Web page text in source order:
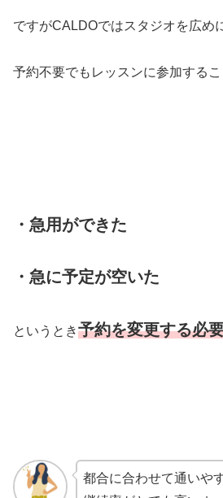
ですがCALDOではスタジオを広め
予約不要でもレッスンに参加するこ
・急用ができた
・急に予定が空いた
というとき予約を変更する必
都合に合わせて通いや